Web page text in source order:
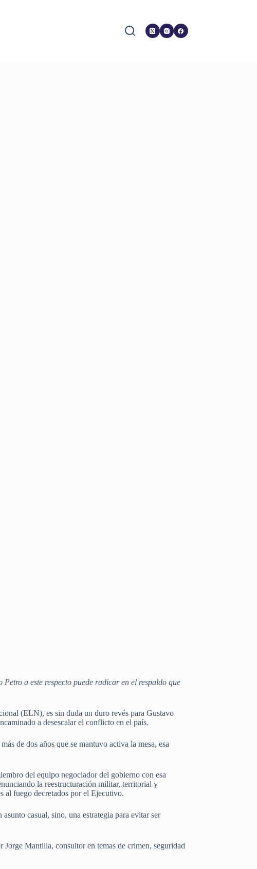
a este respecto puede radicar en el respaldo que
(ELN), es sin duda un duro revés para Gustavo
a desescalar el conflicto en el país.
de dos años que se mantuvo activa la mesa, esa
del equipo negociador del gobierno con esa
la reestructuración militar, territorial y
al fuego decretados por el Ejecutivo.
casual, sino, una estrategia para evitar ser
Mantilla, consultor en temas de crimen, seguridad